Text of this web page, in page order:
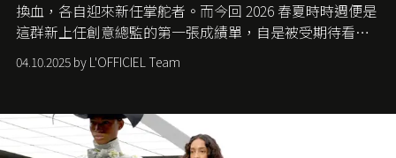
換血，各自迎來新任掌舵者。而今回 2026 春夏時時週便是
這群新上任創意總監的第一張成績單，自是被受期待看他
們如何各顯神通。意大利老牌 Gucci 在過去幾個季度業績
難已救回，開雲集團任命成功曾翻轉 Balenciaga 的愛將
團市值一日蒸發 30 億美元，大眾擔心走得太前的 Demna
會忽略品牌的美學基礎，最後變成三不像。而從剛剛推出
04.10.2025 by L'OFFICIEL Team